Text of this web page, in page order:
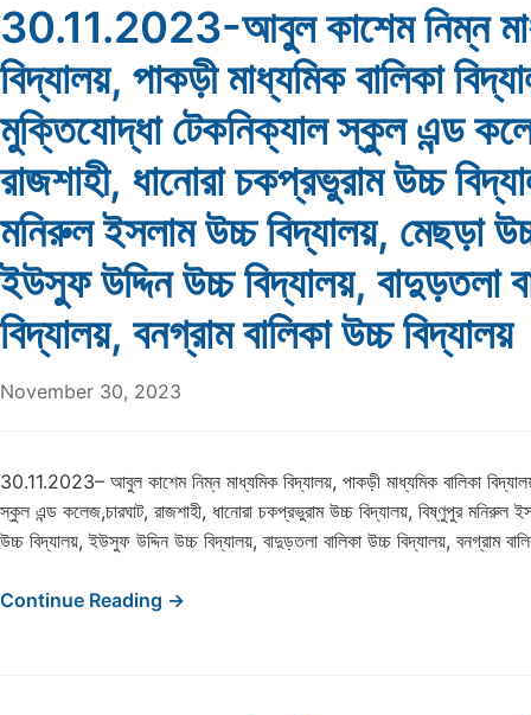
30.11.2023-আবুল কাশেম নিম্ন
বিদ্যালয়, পাকড়ী মাধ্যমিক বালিকা
মুক্তিযোদ্ধা টেকনিক্যাল স্কুল এন্ড
রাজশাহী, ধানোরা চকপ্রভুরাম উচ্চ
মনিরুল ইসলাম উচ্চ বিদ্যালয়, মেছড়া
ইউসুফ উদ্দিন উচ্চ বিদ্যালয়, বাদুড়তলা
বিদ্যালয়, বনগ্রাম বালিকা উচ্চ
November 30, 2023
30.11.2023– আবুল কাশেম নিম্ন মাধ্যমিক বিদ্যালয়, পাকড়ী মাধ্যমিক বালিকা
স্কুল এন্ড কলেজ,চারঘাট, রাজশাহী, ধানোরা চকপ্রভুরাম উচ্চ বিদ্যালয়, বিষ্ণুপুর মনিরুল
উচ্চ বিদ্যালয়, ইউসুফ উদ্দিন উচ্চ বিদ্যালয়, বাদুড়তলা বালিকা উচ্চ বিদ্যালয়, বনগ্রাম
Continue Reading →